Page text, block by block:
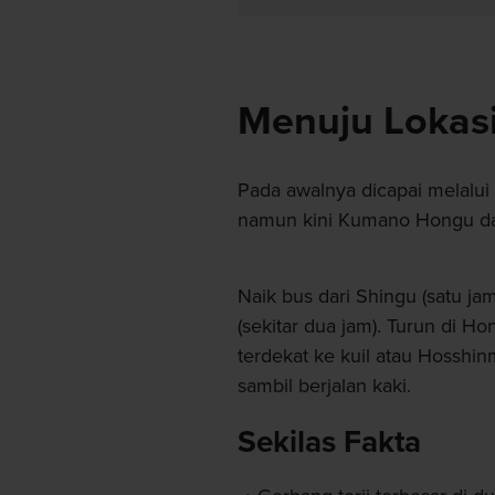
Menuju
Pada awalnya dicapai
namun kini Kumano Hongu
Naik bus dari Shingu (satu
(sekitar dua jam). Turun di
terdekat ke kuil atau
sambil berjalan kaki.
Sekilas Fakta